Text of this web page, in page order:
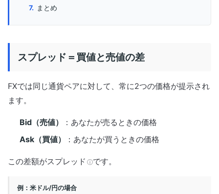
まとめ
スプレッド＝買値と売値の差
FXでは同じ通貨ペアに対して、常に2つの価格が提示され
ます。
Bid（売値）
：あなたが売るときの価格
Ask（買値）
：あなたが買うときの価格
この差額がスプレッド ⓘです。
例：米ドル/円の場合